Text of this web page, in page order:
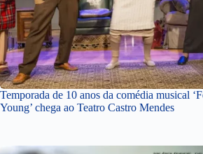
Temporada de 10 anos da comédia musical
Young’ chega ao Teatro Castro Mendes